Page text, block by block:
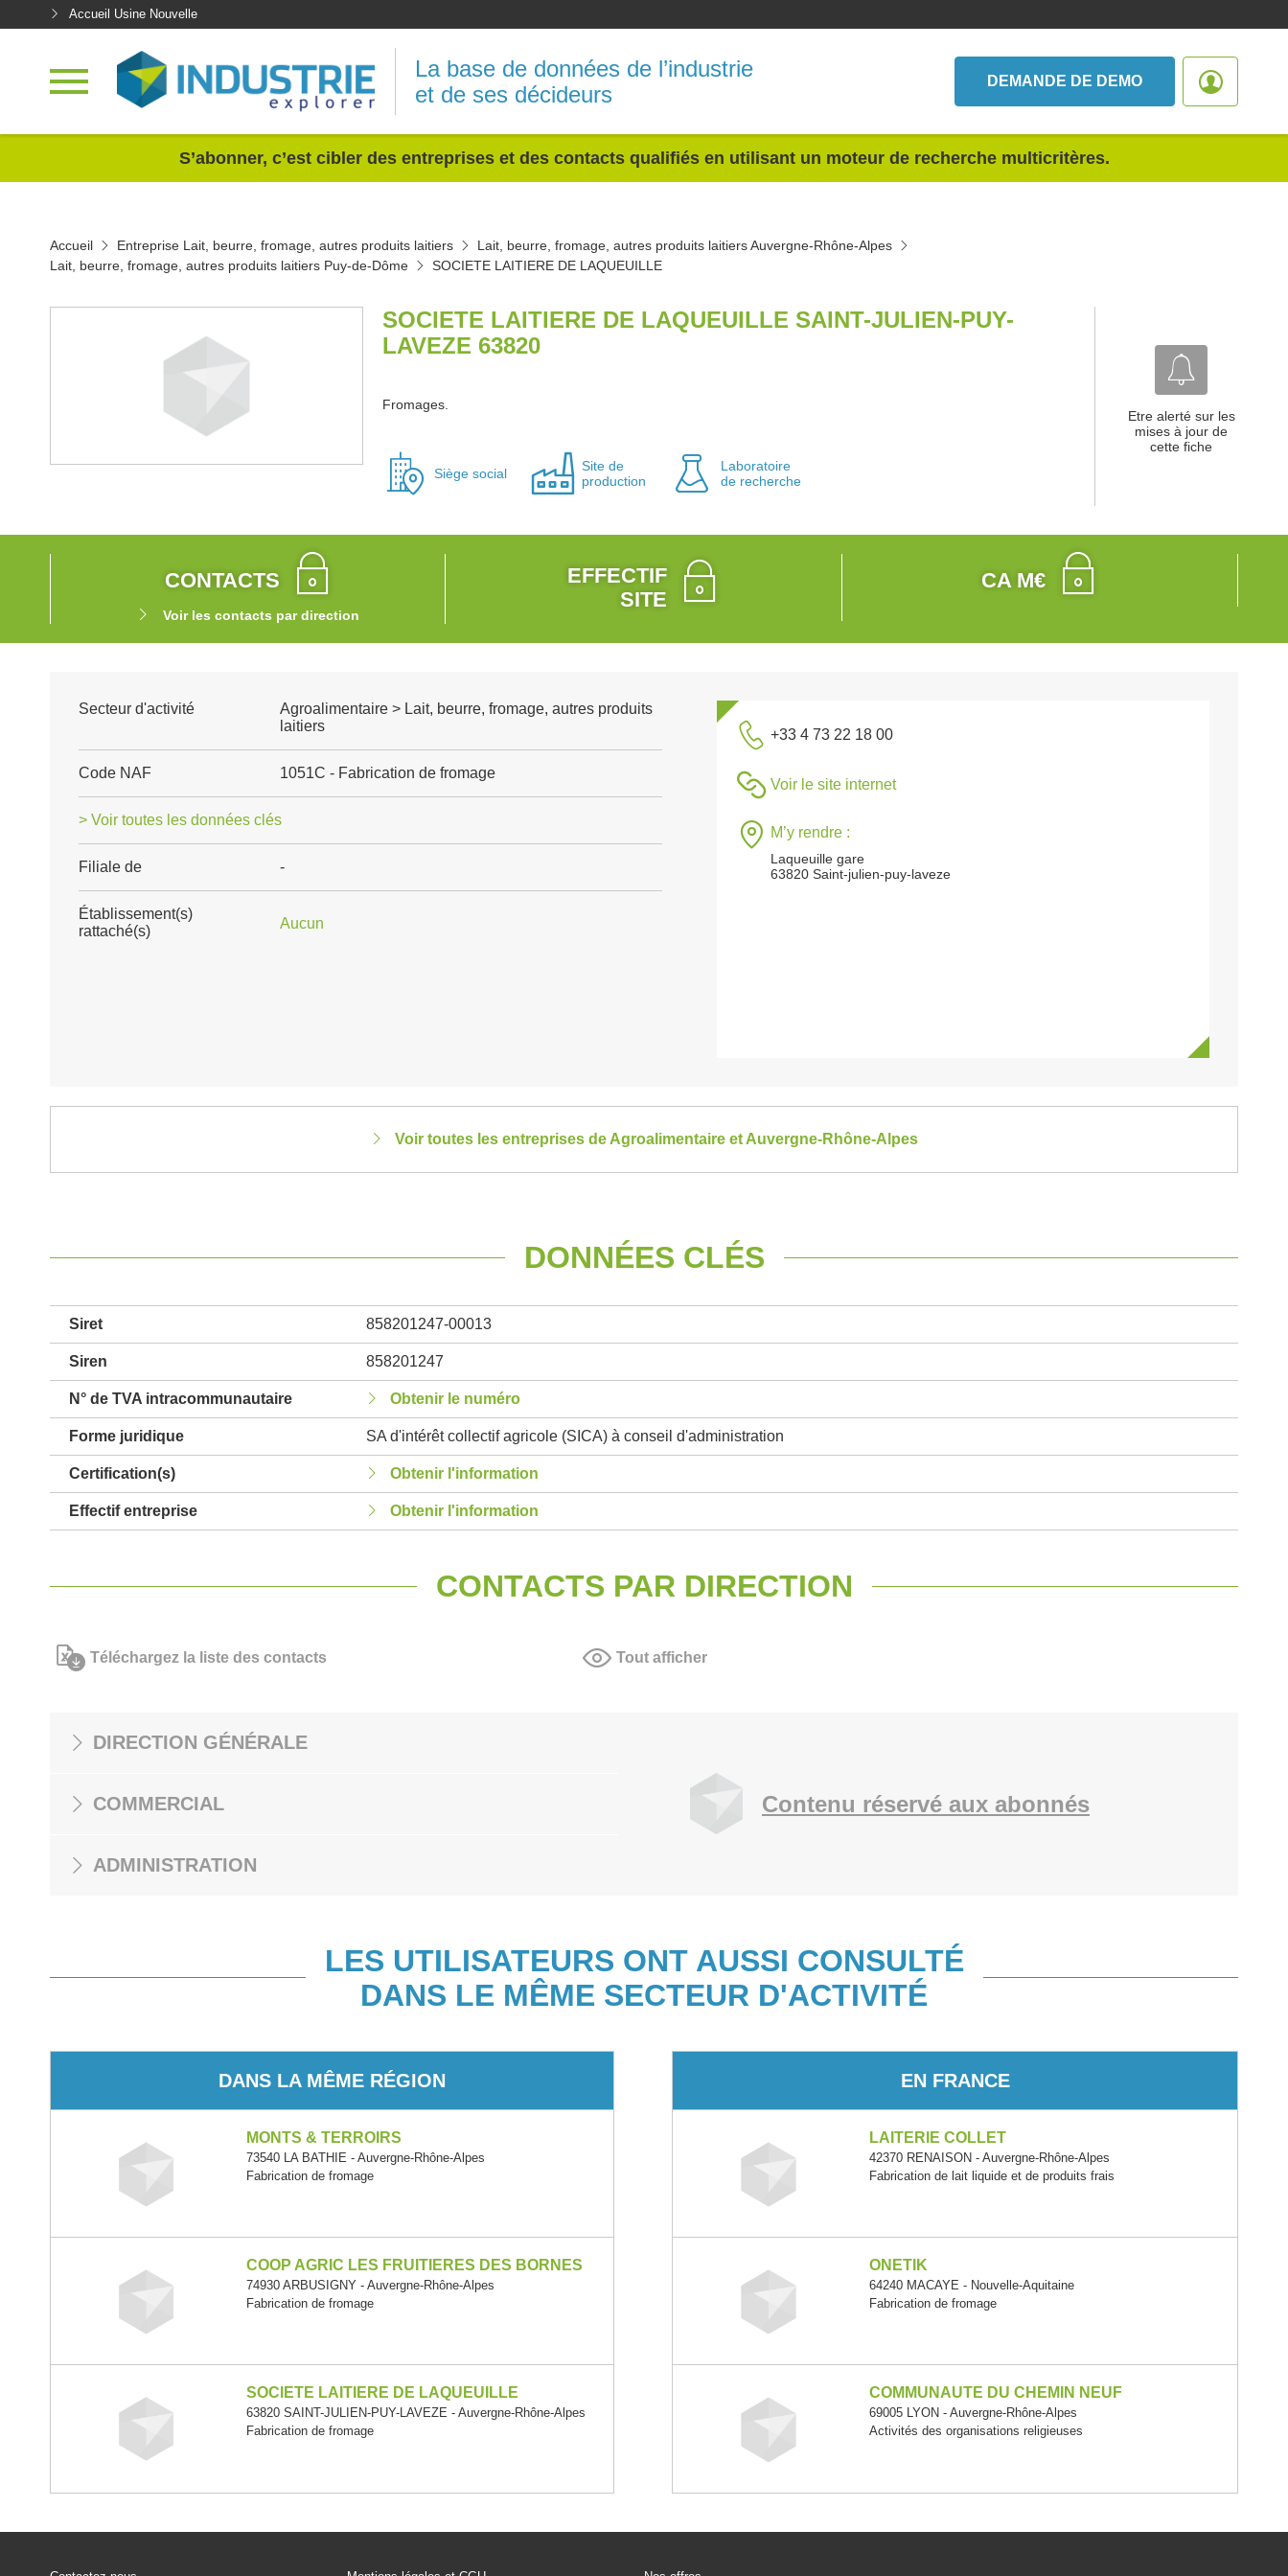
Accueil Usine Nouvelle
La base de données de l’industrie
et de ses décideurs
DEMANDE DE DEMO
S’abonner, c’est cibler des entreprises et des contacts qualifiés en utilisant un moteur de recherche multicritères.
Accueil Entreprise Lait, beurre, fromage, autres produits laitiers
Lait, beurre, fromage, autres produits laitiers Auvergne-Rhône-Alpes
Lait, beurre, fromage, autres produits laitiers Puy-de-Dôme
SOCIETE LAITIERE DE LAQUEUILLE
SOCIETE LAITIERE DE LAQUEUILLE SAINT-JULIEN-PUY-
LAVEZE 63820
Fromages.
Siège social
Site de
production
Laboratoire
de recherche
Etre alerté sur les
mises à jour de
cette fiche
CONTACTS
Voir les contacts par direction
EFFECTIF
SITE
CA M€
Secteur d'activité
Agroalimentaire > Lait, beurre, fromage, autres produits
laitiers
Code NAF 1051C - Fabrication de fromage
> Voir toutes les données clés
Filiale de -
Établissement(s)
rattaché(s)
Aucun
+33 4 73 22 18 00
Voir le site internet
M’y rendre :
Laqueuille gare
63820 Saint-julien-puy-laveze
Voir toutes les entreprises de Agroalimentaire et Auvergne-Rhône-Alpes
DONNÉES CLÉS
Siret 858201247-00013
Siren 858201247
N° de TVA intracommunautaire Obtenir le numéro
Forme juridique SA d'intérêt collectif agricole (SICA) à conseil d'administration
Certification(s) Obtenir l'information
Effectif entreprise Obtenir l'information
CONTACTS PAR DIRECTION
Téléchargez la liste des contacts Tout afficher
DIRECTION GÉNÉRALE
COMMERCIAL
ADMINISTRATION
Contenu réservé aux abonnés
LES UTILISATEURS ONT AUSSI CONSULTÉ
DANS LE MÊME SECTEUR D'ACTIVITÉ
DANS LA MÊME RÉGION
MONTS & TERROIRS
73540 LA BATHIE - Auvergne-Rhône-Alpes
Fabrication de fromage
COOP AGRIC LES FRUITIERES DES BORNES
74930 ARBUSIGNY - Auvergne-Rhône-Alpes
Fabrication de fromage
SOCIETE LAITIERE DE LAQUEUILLE
63820 SAINT-JULIEN-PUY-LAVEZE - Auvergne-Rhône-Alpes
Fabrication de fromage
EN FRANCE
LAITERIE COLLET
42370 RENAISON - Auvergne-Rhône-Alpes
Fabrication de lait liquide et de produits frais
ONETIK
64240 MACAYE - Nouvelle-Aquitaine
Fabrication de fromage
COMMUNAUTE DU CHEMIN NEUF
69005 LYON - Auvergne-Rhône-Alpes
Activités des organisations religieuses